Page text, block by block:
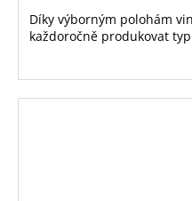
Díky výborným polohám
každoročně produkovat